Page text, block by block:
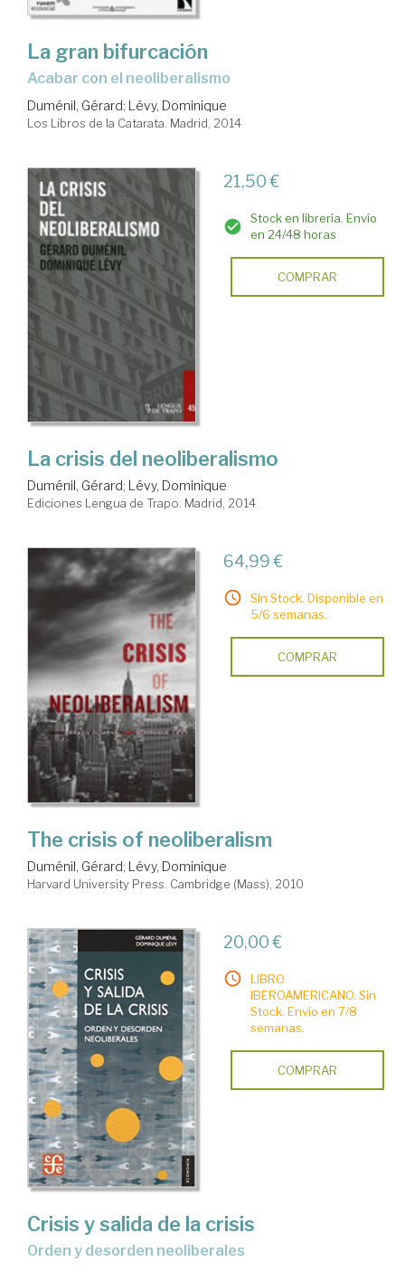
La gran bifurcación
acabar con el neoliberalismo
Duménil, Gérard; Lévy, Dominique
Los Libros de la Catarata. Madrid, 2014
21,50 €
Stock en librería. Envío
en 24/48 horas
COMPRAR
La crisis del neoliberalismo
Duménil, Gérard; Lévy, Dominique
Ediciones Lengua de Trapo. Madrid, 2014
64,99 €
Sin Stock. Disponible en
5/6 semanas.
COMPRAR
The crisis of neoliberalism
Duménil, Gérard; Lévy, Dominique
Harvard University Press. Cambridge (Mass), 2010
20,00 €
LIBRO
IBEROAMERICANO. Sin
Stock. Envío en 7/8
semanas.
COMPRAR
Crisis y salida de la crisis
orden y desorden neoliberales